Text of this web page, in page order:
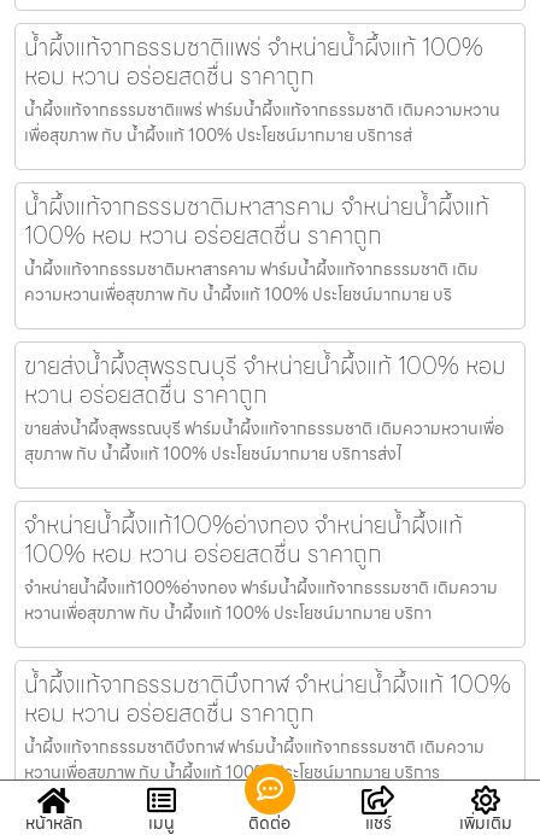
น้ำผึ้งแท้จากธรรมชาติแพร่ จำหน่ายน้ำผึ้งแท้ 100%
หอม หวาน อร่อยสดชื่น ราคาถูก
น้ำผึ้งแท้จากธรรมชาติแพร่ ฟาร์มน้ำผึ้งแท้จากธรรมชาติ เติมความหวาน
เพื่อสุขภาพ กับ น้ำผึ้งแท้ 100% ประโยชน์มากมาย บริการส่
น้ำผึ้งแท้จากธรรมชาติมหาสารคาม จำหน่ายน้ำผึ้งแท้
100% หอม หวาน อร่อยสดชื่น ราคาถูก
น้ำผึ้งแท้จากธรรมชาติมหาสารคาม ฟาร์มน้ำผึ้งแท้จากธรรมชาติ เติม
ความหวานเพื่อสุขภาพ กับ น้ำผึ้งแท้ 100% ประโยชน์มากมาย บริ
ขายส่งน้ำผึ้งสุพรรณบุรี จำหน่ายน้ำผึ้งแท้ 100% หอม
หวาน อร่อยสดชื่น ราคาถูก
ขายส่งน้ำผึ้งสุพรรณบุรี ฟาร์มน้ำผึ้งแท้จากธรรมชาติ เติมความหวานเพื่อ
สุขภาพ กับ น้ำผึ้งแท้ 100% ประโยชน์มากมาย บริการส่งไ
จำหน่ายน้ำผึ้งแท้100%อ่างทอง จำหน่ายน้ำผึ้งแท้
100% หอม หวาน อร่อยสดชื่น ราคาถูก
จำหน่ายน้ำผึ้งแท้100%อ่างทอง ฟาร์มน้ำผึ้งแท้จากธรรมชาติ เติมความ
หวานเพื่อสุขภาพ กับ น้ำผึ้งแท้ 100% ประโยชน์มากมาย บริกา
น้ำผึ้งแท้จากธรรมชาติบึงกาฬ จำหน่ายน้ำผึ้งแท้ 100%
หอม หวาน อร่อยสดชื่น ราคาถูก
น้ำผึ้งแท้จากธรรมชาติบึงกาฬ ฟาร์มน้ำผึ้งแท้จากธรรมชาติ เติมความ
หวานเพื่อสุขภาพ กับ น้ำผึ้งแท้ 100% ประโยชน์มากมาย บริการ
หน้าหลัก เมนู ติดต่อ แชร์ เพิ่มเติม